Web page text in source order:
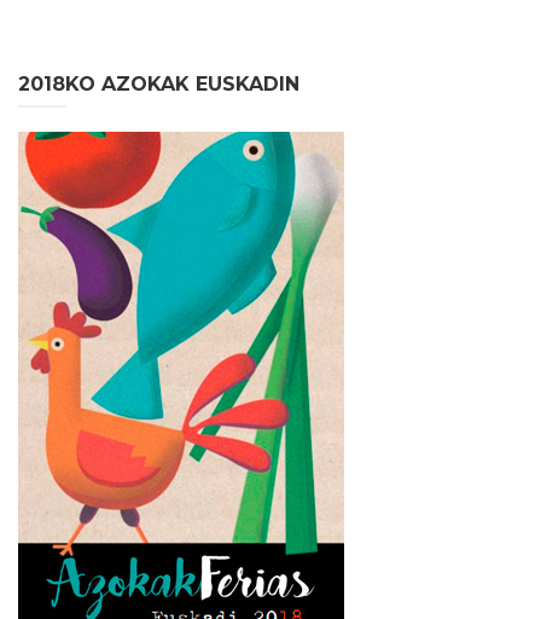
2018KO AZOKAK EUSKADIN